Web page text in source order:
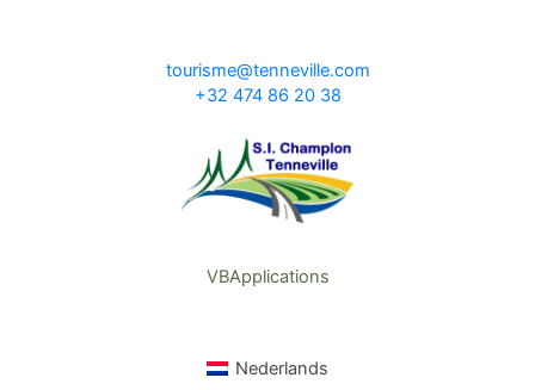
tourisme@tenneville.com
+32 474 86 20 38
VBApplications
Nederlands